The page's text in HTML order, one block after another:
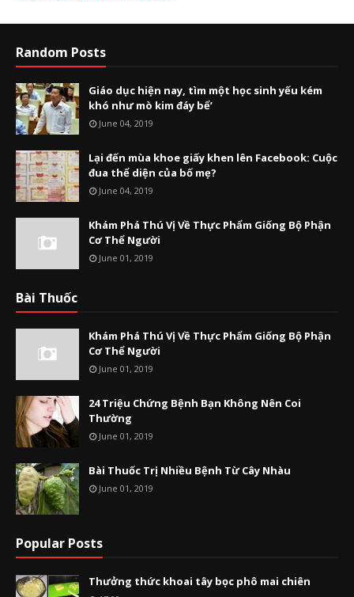
Random Posts
Giáo dục hiện nay, tìm một học sinh yếu kém
khó như mò kim đáy bể’
June 04, 2019
Lại đến mùa khoe giấy khen lên Facebook: Cuộc
đua thể diện của bố mẹ?
June 04, 2019
Khám Phá Thú Vị Về Thực Phẩm Giống Bộ Phận
Cơ Thể Người
June 01, 2019
Bài Thuốc
Khám Phá Thú Vị Về Thực Phẩm Giống Bộ Phận
Cơ Thể Người
June 01, 2019
24 Triệu Chứng Bệnh Bạn Không Nên Coi
Thường
June 01, 2019
Bài Thuốc Trị Nhiều Bệnh Từ Cây Nhàu
June 01, 2019
Popular Posts
Thưởng thức khoai tây bọc phô mai chiên